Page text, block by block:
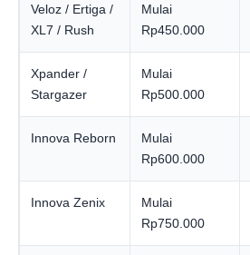
Veloz / Ertiga /
XL7 / Rush
Mulai
Rp450.000
Xpander /
Stargazer
Mulai
Rp500.000
Innova Reborn
Mulai
Rp600.000
Innova Zenix
Mulai
Rp750.000